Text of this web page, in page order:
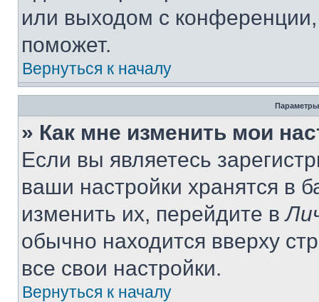
или выходом с
поможет.
Вернуться к началу
Параметры
» Как мне изменить мои
Если вы являетесь
ваши настройки хранятся в
изменить их, перейдите в
обычно находится вверху
все свои настройки.
Вернуться к началу